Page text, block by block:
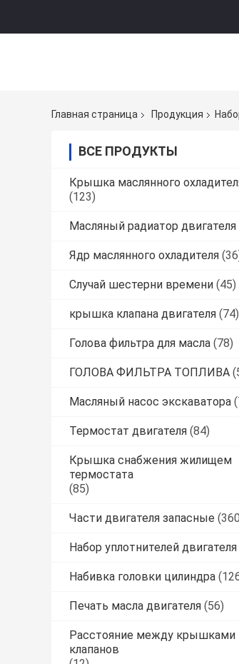
Главная страница Продукция
ВСЕ ПРОДУКТЫ
Крышка маслянного
(123)
Масляный радиатор двигателя
Ядр маслянного охладителя
Случай шестерни времени (45)
крышка клапана двигателя (74)
Голова фильтра для масла (78)
ГОЛОВА ФИЛЬТРА ТОПЛИВА
Масляный насос экскаватора
Термостат двигателя (84)
Крышка снабжения жилищем
термостата
(85)
Части двигателя запасные
Набор уплотнителей двигателя
Набивка головки цилиндра
Печать масла двигателя (56)
Расстояние между крышками
клапанов